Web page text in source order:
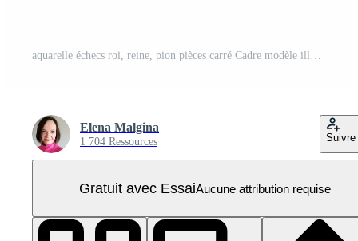
aquarelle échecs roi, reine, pion pièces carré Cadre modèle illustration. main tiré clipart pour des sports, Jeux et loisir dessins PNG Pro
Elena Malgina
1 704 Ressources Suivre
Gratuit avec EssaiAucune attribution requise